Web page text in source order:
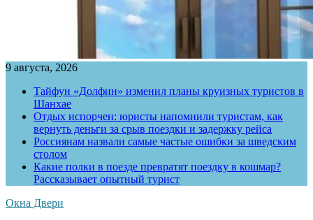
9 августа, 2026
Тайфун «Долфин» изменил планы круизных туристов в
Шанхае
Отдых испорчен: юристы напомнили туристам, как
вернуть деньги за срыв поездки и задержку рейса
Россиянам назвали самые частые ошибки за шведским
столом
Какие полки в поезде превратят поездку в кошмар?
Рассказывает опытный турист
Окна Двери